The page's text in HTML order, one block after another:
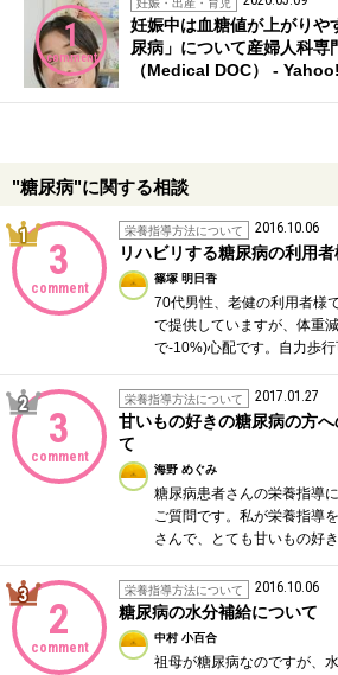
1
comment
妊娠・出産・育児
妊娠中は血糖値が上がりや
尿病」について産婦人科専
（Medical DOC） -
"糖尿病"に関する相談
3
comment
栄養指導方法について 2016.10.06
リハビリする糖尿病の利用
篠塚 明日香
70代男性、老健の利用者様
で提供していますが、体重
で-10%)心配です。自力歩
1位
3
comment
栄養指導方法について 2017.01.27
甘いもの好きの糖尿病の方
て
海野 めぐみ
糖尿病患者さんの栄養指導
ご質問です。私が栄養指導
さんで、とても甘いもの好
2位
2
comment
栄養指導方法について 2016.10.06
糖尿病の水分補給について
中村 小百合
祖母が糖尿病なのですが、
3位